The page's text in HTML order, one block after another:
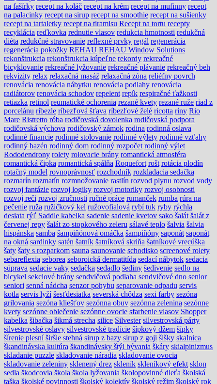
na fašírky recept na koláč recept na krém recept na mufinny recept
na palacinky recept na sirup recept na smoothie recept na sušienky
recept na tartaletky recept na tiramisu Recept na tortu recepty
recyklácia reďkovka rednutie vlasov redukcia hmotnosti redukčná
diéta redukčné stravovanie reflexné prvky regál regenerácia
regenerácia pokožky REHAU REHAU Window Solutions
rekonštrukcia rekonštrukcia kúpeľne rekordy rekreačné
bicyklovanie rekreačné lyžovanie rekreačné plávanie rekreačný beh
rekvizity relax relaxačná masáž relaxačná zóna reliéfny povrch
renovácia renovácia nábytku renovácia podlahy renovácia
radiátorov renovácia schodov repelent repík respiračné ťažkosti
retiazka retinol reumatické ochorenia rezané kvety rezané ruže riad z
porcelánu ríbezle ríbezľová šťava ríbezľové želé ricotta ríny Rio
Mare Ristretto róba rodičovská dovolenka rodičovská podpora
rodičovská výchova rodičovský zámok rodina rodinná oslava
rodinné financie rodinné stolovanie rodinné výlety rodinné vzťahy
rodinný bazén rodinný dom rodinný rozpočet rodinný výlet
Rododendrony rolety rolovacie brány romantická atmosféra
romantická čipka romantická spálňa Roquefort rošt rotácia plodín
rotačný model rovnoprávnosť rozchodník rozkladacia sedačka
rozmarín rozmatín rozmnožovanie rastlín rozvod plynu rozvod vody
rozvoj fantázie rozvoj logiky rozvoj motoriky rozvoj osobnosti
rozvoj reči rozvoj zručnosti ručné práce rumanček rumba rúra na
pečenie ruža ružičkový kel ružovofialová rybí tuk ryby rýchla
desiata rýľ Saddle kabelka sadenie sadenie kvetov sako šalát šalát z
červenej repy šalát zo stopkového zeleru sálavé teplo šalvia šalvia
hispánska samba šampiňónová omáčka šampiňóny saponát saponát
na okná sardinky satén šatník šatníková skriňa šatníkové vrecúška
šaty šaty s rozparkom sauna saunovanie schodisko screenové rolety
sebareflexia seborea seboroická dermatitída sedací nábytok sedacia
súprava sedacie vaky sedačka sedadlo šediny šedivenie sedlo na
bicykel sekciové brány sendvičová podlaha sendvičové dno senior
seniori senná nádcha senzor pohybu separovanie odpadu servis
kotla servis lyží šesťdesiatka severská chôdza sexi farby sezóna
grilovania sezóna kliešťov sezónna obuv sezónna zelenina sezónne
kvety sezónne oblečenie sezónne ovocie sfarbenie vlasov Shopper
kabelka šibačka šikmá strecha silice Silvester silvestrovská párty
silvestrovské oslavy silvestrovské tradície šípkový džem šípky
šírenie plesní širšie stehná sirup z bazy sirup z goji šišky skalnica
škandinávska kultúra škandinávsky štýl bývania škáry skialpinizmus
skladanie puzzle skladovanie náradia skladovanie ovocia
skladovanie zeleniny sklenený drez skleník skleníkový efekt sklon
sedla škodcovia škola škola lyžovania školopovinné dieťa školská
taška školské povinnosti školský kolektív školský režim školský rok